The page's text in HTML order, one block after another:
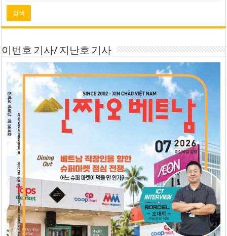
이번호 기사/ 지난호 기사